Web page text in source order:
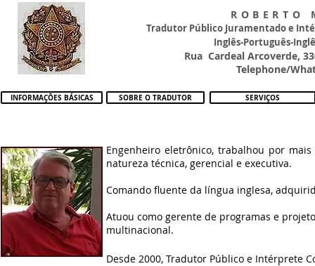
ROBERTO
Tradutor Público Juramentado e
Inglês-Português-
Rua Cardeal Arcoverde,
Telephone/
INFORMAÇÕES BÁSICAS SOBRE O TRADUTOR SERVIÇOS
Engenheiro eletrônico, trabalhou por
natureza técnica, gerencial e executiva.
Comando fluente da língua inglesa,
Atuou como gerente de programas e
multinacional.
Desde 2000, Tradutor Público e Intérprete